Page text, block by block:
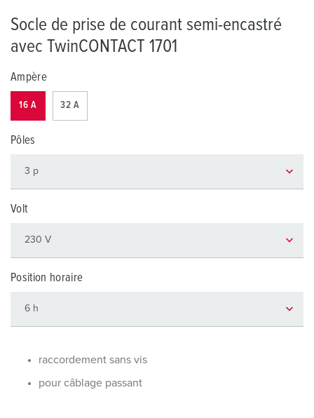
Socle de prise de courant semi-encastré
avec TwinCONTACT 1701
Ampère
16 A 32 A
Pôles
Volt
Position horaire
raccordement sans vis
pour câblage passant